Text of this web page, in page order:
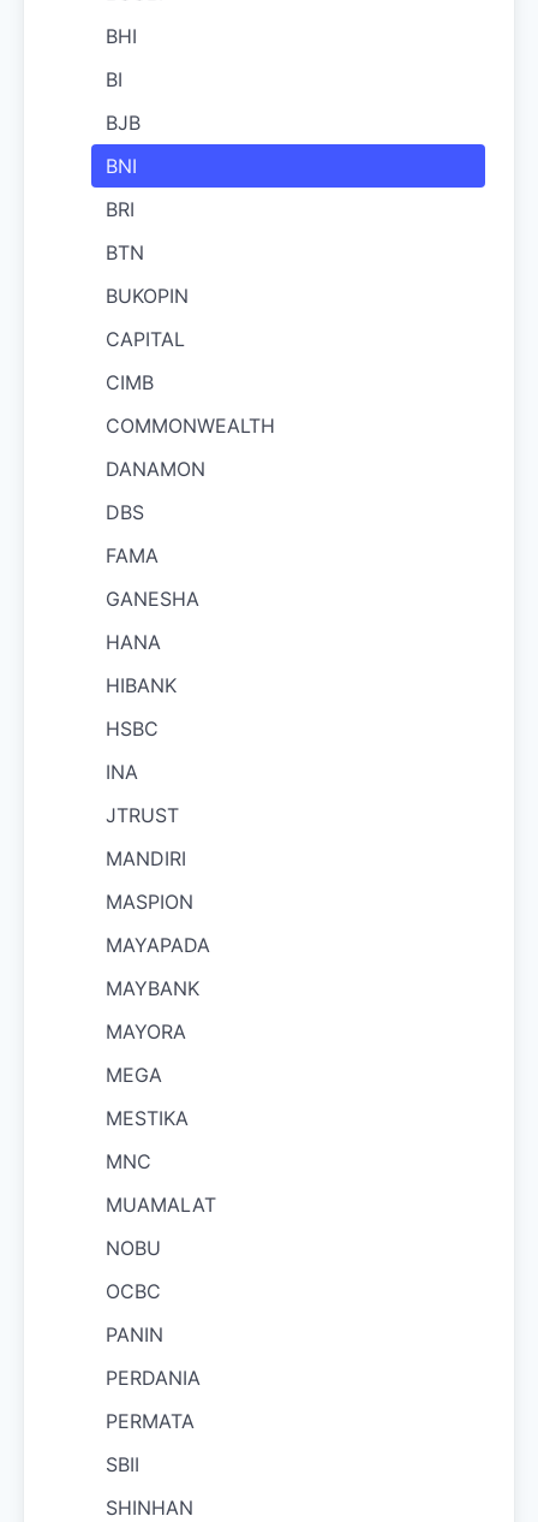
BHI
BI
BJB
BNI
BRI
BTN
BUKOPIN
CAPITAL
CIMB
COMMONWEALTH
DANAMON
DBS
FAMA
GANESHA
HANA
HIBANK
HSBC
INA
JTRUST
MANDIRI
MASPION
MAYAPADA
MAYBANK
MAYORA
MEGA
MESTIKA
MNC
MUAMALAT
NOBU
OCBC
PANIN
PERDANIA
PERMATA
SBII
SHINHAN